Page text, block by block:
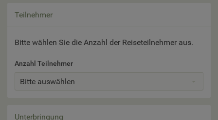
Teilnehmer
Bitte wählen Sie die Anzahl der Reiseteilnehmer aus.
Anzahl Teilnehmer
Bitte auswählen
Unterbringung